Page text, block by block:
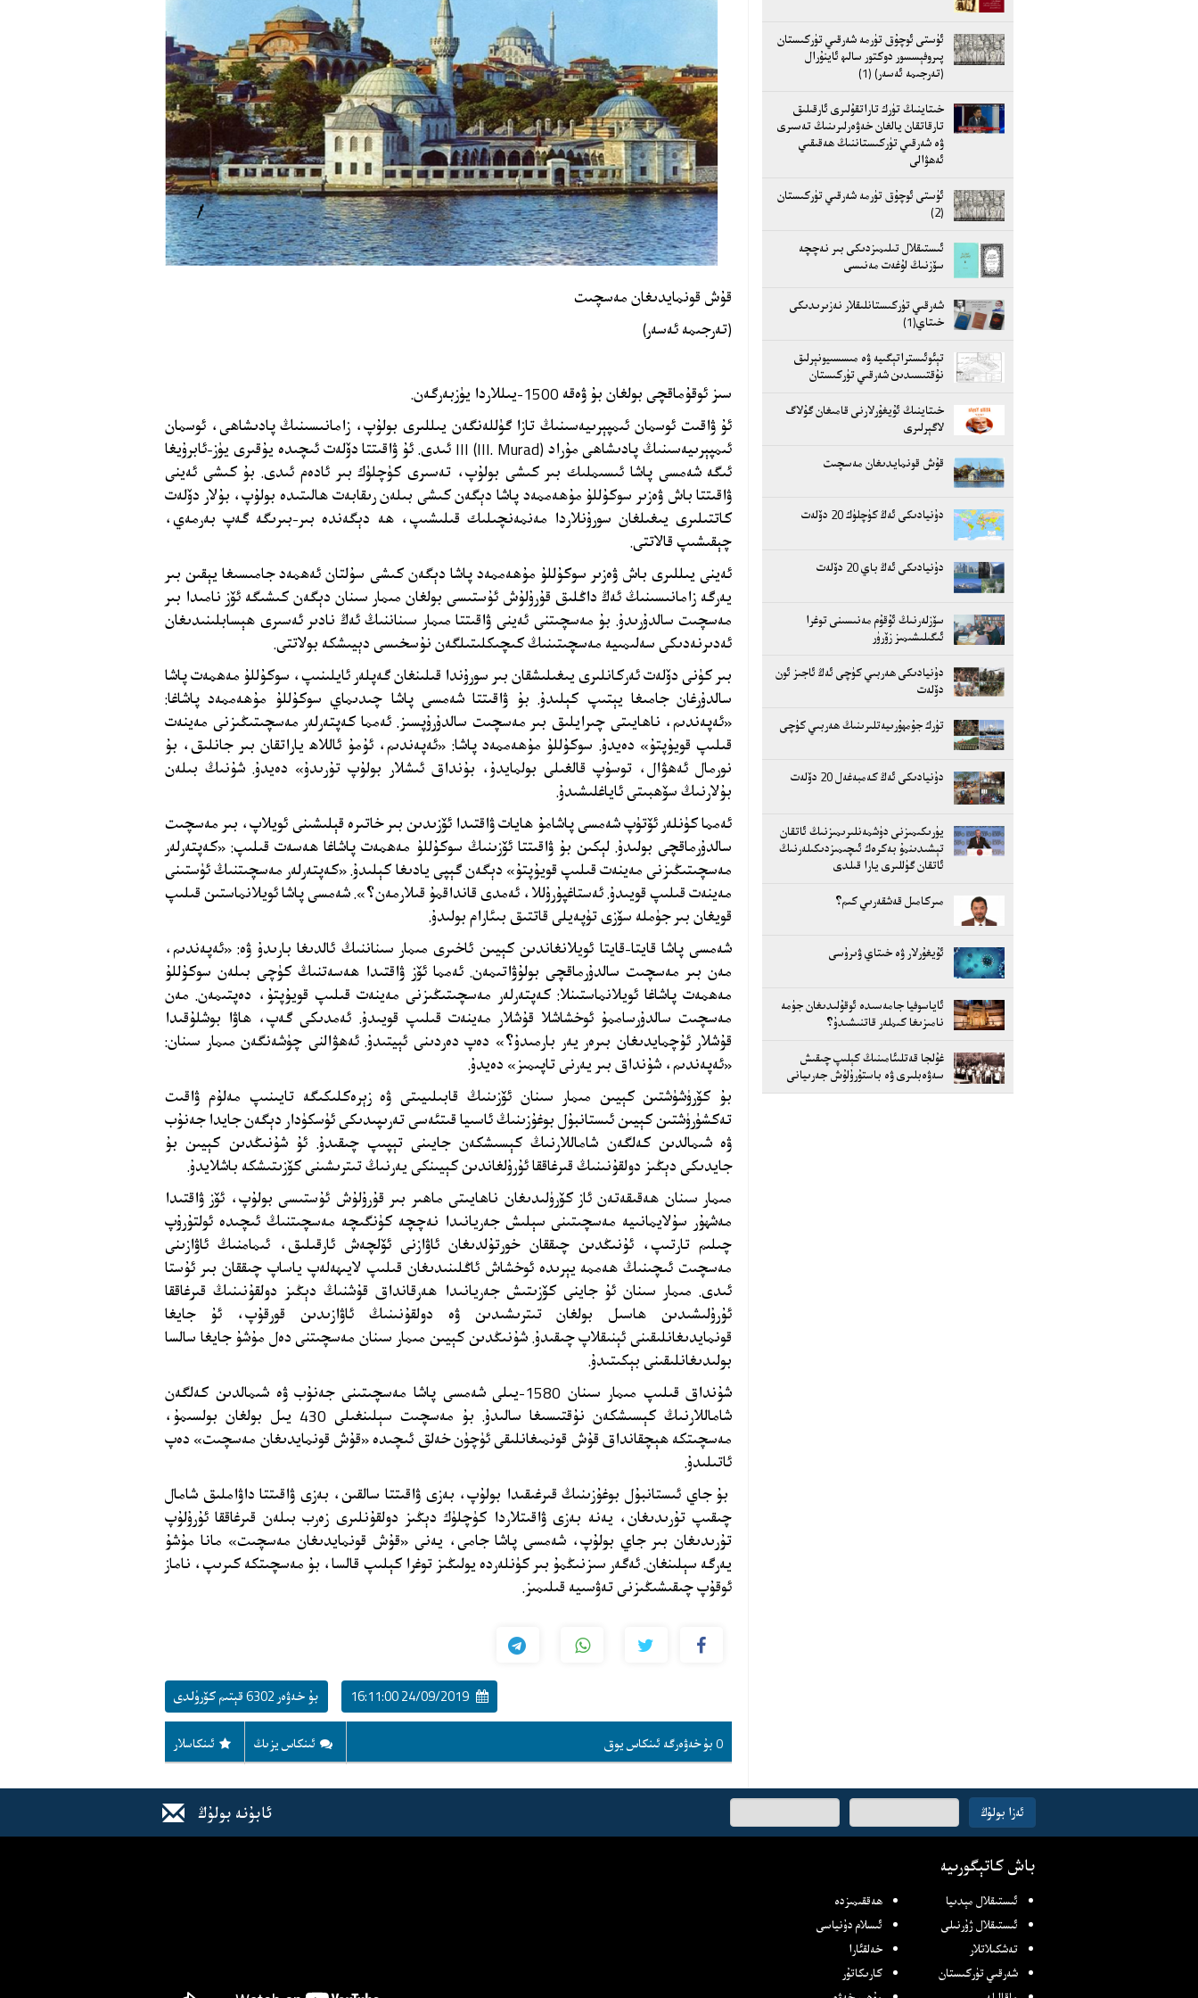
قۇش قونمايدىغان مەسچىت
(تەرجىمە ئەسەر)
سىز ئوقۇماقچى بولغان بۇ ۋەقە 1500-يىللاردا يۈزبەرگەن.
ئۇ ۋاقىت ئوسمان ئىمپېرىيەسىنىڭ تازا گۈللەنگەن يىللىرى بولۇپ، زامانىسىنىڭ پادىشاھى، ئوسمان
ئىمپېرىيەسىنىڭ پادىشاھى مۇراد III (III. Murad) ئىدى. ئۇ ۋاقىتتا دۆلەت ئىچىدە يۇقىرى يۈز-ئابرۇيغا
ئىگە شەمسى پاشا ئىسىملىك بىر كىشى بولۇپ، تەسىرى كۈچلۈك بىر ئادەم ئىدى. بۇ كىشى ئەينى
ۋاقىتتا باش ۋەزىر سوكۇللۇ مۇھەممەد پاشا دېگەن كىشى بىلەن رىقابەت ھالىتىدە بولۇپ، بۇلار دۆلەت
كاتتىلىرى يىغىلغان سورۇنلاردا مەنمەنچىلىك قىلىشىپ، ھە دېگەندە بىر-بىرىگە گەپ بەرمەي،
چېقىشىپ قالاتتى.
ئەينى يىللىرى باش ۋەزىر سوكۇللۇ مۇھەممەد پاشا دېگەن كىشى سۇلتان ئەھمەد جامىسىغا يېقىن بىر
يەرگە زامانىسىنىڭ ئەڭ داڭلىق قۇرۇلۇش ئۇستىسى بولغان مىمار سىنان دېگەن كىشىگە ئۆز نامىدا بىر
مەسچىت سالدۇرىدۇ. بۇ مەسچىتنى ئەينى ۋاقىتتا مىمار سىناننىڭ ئەڭ نادىر ئەسىرى ھېسابلىنىدىغان
ئەدىرنەدىكى سەلىمىيە مەسچىتىنىڭ كىچىكلىتىلگەن نۇسخىسى دېيىشكە بولاتتى.
بىر كۈنى دۆلەت ئەركانلىرى يىغىلىشقان بىر سورۇندا قىلىنغان گەپلەر ئايلىنىپ، سوكۇللۇ مەھمەت پاشا
سالدۇرغان جامىغا يېتىپ كېلىدۇ. بۇ ۋاقىتتا شەمسى پاشا چىدىماي سوكۇللۇ مۇھەممەد پاشاغا:
«ئەپەندىم، ناھايىتى چىرايلىق بىر مەسچىت سالدۇرۇپسىز. ئەمما كەپتەرلەر مەسچىتىڭىزنى مەينەت
قىلىپ قويۇپتۇ» دەيدۇ. سوكۇللۇ مۇھەممەد پاشا: «ئەپەندىم، ئۇمۇ ئاللاھ ياراتقان بىر جانلىق، بۇ
نورمال ئەھۋال، توسۇپ قالغىلى بولمايدۇ، بۇنداق ئىشلار بولۇپ تۇرىدۇ» دەيدۇ. شۇنىڭ بىلەن
بۇلارنىڭ سۆھبىتى ئاياغلىشىدۇ.
ئەمما كۈنلەر ئۆتۈپ شەمسى پاشامۇ ھايات ۋاقتىدا ئۆزىدىن بىر خاتىرە قېلىشىنى ئويلاپ، بىر مەسچىت
سالدۇرماقچى بولىدۇ. لېكىن بۇ ۋاقىتتا ئۆزىنىڭ سوكۇللۇ مەھمەت پاشاغا ھەسەت قىلىپ: «كەپتەرلەر
مەسچىتىڭىزنى مەينەت قىلىپ قويۇپتۇ» دېگەن گېپى يادىغا كېلىدۇ. «كەپتەرلەر مەسچىتنىڭ ئۈستىنى
مەينەت قىلىپ قويىدۇ. ئەستاغپۇرۇللا، ئەمدى قانداقمۇ قىلارمەن؟». شەمسى پاشا ئويلانماستىن قىلىپ
قويغان بىر جۈملە سۆزى تۈپەيلى قاتتىق بىئارام بولىدۇ.
شەمسى پاشا قايتا-قايتا ئويلانغاندىن كېيىن ئاخىرى مىمار سىناننىڭ ئالدىغا بارىدۇ ۋە: «ئەپەندىم،
مەن بىر مەسچىت سالدۇرماقچى بولۇۋاتىمەن. ئەمما ئۆز ۋاقتىدا ھەسەتنىڭ كۈچى بىلەن سوكۇللۇ
مەھمەت پاشاغا ئويلانماستىنلا: كەپتەرلەر مەسچىتىڭىزنى مەينەت قىلىپ قويۇپتۇ، دەپتىمەن. مەن
مەسچىت سالدۇرساممۇ ئوخشاشلا قۇشلار مەينەت قىلىپ قويىدۇ. ئەمدىكى گەپ، ھاۋا بوشلۇقىدا
قۇشلار ئۇچمايدىغان بىرەر يەر بارمىدۇ؟» دەپ دەردىنى ئېيتىدۇ. ئەھۋالنى چۈشەنگەن مىمار سىنان:
«ئەپەندىم، شۇنداق بىر يەرنى تاپىمىز» دەيدۇ.
بۇ كۆرۈشۈشتىن كېيىن مىمار سىنان ئۆزىنىڭ قابىلىيىتى ۋە زېرەكلىكىگە تايىنىپ مەلۇم ۋاقىت
تەكشۈرۈشتىن كېيىن ئىستانبۇل بوغۇزىنىڭ ئاسىيا قىتئەسى تەرىپىدىكى ئۈسكۈدار دېگەن جايدا جەنۇب
ۋە شىمالدىن كەلگەن شاماللارنىڭ كېسىشكەن جايىنى تېپىپ چىقىدۇ. ئۇ شۇنىڭدىن كېيىن بۇ
جايدىكى دېڭىز دولقۇنىنىڭ قىرغاققا ئۇرۇلغاندىن كېيىنكى يەرنىڭ تىترىشىنى كۆزىتىشكە باشلايدۇ.
مىمار سىنان ھەقىقەتەن ئاز كۆرۈلىدىغان ناھايىتى ماھىر بىر قۇرۇلۇش ئۇستىسى بولۇپ، ئۆز ۋاقتىدا
مەشھۇر سۇلايمانىيە مەسچىتىنى سېلىش جەريانىدا نەچچە كۈنگىچە مەسچىتنىڭ ئىچىدە ئولتۇرۇپ
چىلىم تارتىپ، ئۇنىڭدىن چىققان خورتۇلدىغان ئاۋازنى ئۆلچەش ئارقىلىق، ئىمامنىڭ ئاۋازىنى
مەسچىت ئىچىنىڭ ھەممە يېرىدە ئوخشاش ئاڭلىنىدىغان قىلىپ لايىھەلەپ ياساپ چىققان بىر ئۇستا
ئىدى. مىمار سىنان ئۇ جاينى كۆزىتىش جەريانىدا ھەرقانداق قۇشنىڭ دېڭىز دولقۇنىنىڭ قىرغاققا
ئۇرۇلىشىدىن ھاسىل بولغان تىترىشىدىن ۋە دولقۇنىنىڭ ئاۋازىدىن قورقۇپ، ئۇ جايغا
قونمايدىغانلىقىنى ئېنىقلاپ چىقىدۇ. شۇنىڭدىن كېيىن مىمار سىنان مەسچىتنى دەل مۇشۇ جايغا سالسا
بولىدىغانلىقىنى بېكىتىدۇ.
شۇنداق قىلىپ مىمار سىنان 1580-يىلى شەمسى پاشا مەسچىتىنى جەنۇب ۋە شىمالدىن كەلگەن
شاماللارنىڭ كېسىشكەن نۇقتىسىغا سالىدۇ. بۇ مەسچىت سېلىنغىلى 430 يىل بولغان بولسىمۇ،
مەسچىتكە ھېچقانداق قۇش قونمىغانلىقى ئۈچۈن خەلق ئىچىدە «قۇش قونمايدىغان مەسچىت» دەپ
ئاتىلىدۇ.
بۇ جاي ئىستانبۇل بوغۇزىنىڭ قىرغىقىدا بولۇپ، بەزى ۋاقىتتا سالقىن، بەزى ۋاقىتتا داۋاملىق شامال
چىقىپ تۇرىدىغان، يەنە بەزى ۋاقىتلاردا كۈچلۈك دېڭىز دولقۇنلىرى زەرب بىلەن قىرغاققا ئۇرۇلۇپ
تۇرىدىغان بىر جاي بولۇپ، شەمسى پاشا جامى، يەنى «قۇش قونمايدىغان مەسچىت» مانا مۇشۇ
يەرگە سېلىنغان. ئەگەر سىزنىڭمۇ بىر كۈنلەردە يولىڭىز توغرا كېلىپ قالسا، بۇ مەسچىتكە كىرىپ، ناماز
ئوقۇپ چىقىشىڭىزنى تەۋسىيە قىلىمىز.
بۇ خەۋەر 6302 قېتىم كۆرۈلدى 24/09/2019 16:11:00
ئىنكاسلار ئىنكاس يزىڭ 0 بۇ خەۋەرگە ئىنكاس يوق
ئۈستى ئوچۇق تۈرمە شەرقىي تۈركىستان
پىروفېسسور دوكتور سالىھ ئاينۇرال
(تەرجىمە ئەسەر) (1)
خىتاينىڭ تۈرك تاراتقۇلىرى ئارقىلىق
تارقاتقان يالغان خەۋەرلىرىنىڭ تەسىرى
ۋە شەرقىي تۈركىستاننىڭ ھەقىقىي
ئەھۋالى
ئۈستى ئوچۇق تۈرمە شەرقىي تۈركىستان
(2)
ئىستىقلال تىلىمىزدىكى بىر نەچچە
سۆزنىڭ لۇغەت مەنىسى
شەرقىي تۈركىستانلىقلار نەزىرىدىكى
خىتاي(1)
تېئوئىستراتېگىيە ۋە مىسسىيونېرلىق
نۇقتىسىدىن شەرقىي تۈركىستان
خىتاينىڭ ئۇيغۇرلارنى قامىغان گۇلاگ
لاگېرلىرى
قۇش قونمايدىغان مەسچىت
دۇنيادىكى ئەڭ كۈچلۈك 20 دۆلەت
دۇنيادىكى ئەڭ باي 20 دۆلەت
سۆزلەرنىڭ ئۇقۇم مەنىسىنى توغرا
ئىگىلىشىمىز زۆرۈر
دۇنيادىكى ھەربىي كۈچى ئەڭ ئاجىز ئون
دۆلەت
تۈرك جۇمھۇرىيەتلىرىنىڭ ھەربىي كۈچى
دۇنيادىكى ئەڭ كەمبەغەل 20 دۆلەت
يۈرىكىمىزنى دۈشمەنلىرىمىزنىڭ ئاتقان
تېشىدىنمۇ بەكرەك ئىچىمىزدىكىلەرنىڭ
ئاتقان گۈللىرى يارا قىلدى
مىركامىل قەشقەرىي كىم؟
ئۇيغۇرلار ۋە خىتاي ۋىرۇسى
ئاياسوفيا جامەسىدە ئوقۇلىدىغان جۈمە
نامىزىغا كىملەر قاتنىشىدۇ؟
غۇلجا قەتلىئامىنىڭ كېلىپ چىقىش
سەۋەبلىرى ۋە باستۇرۇلۇش جەرىيانى
ئابۇنە بولۇڭ
ئىسىم-
فامىلىڭىز
ئېلخەت
ئادرىسىڭىز
ئەزا بولۇڭ
باش كاتېگورىيە
ئىستىقلال مېدىيا
ھەققىمىزدە
ئىستىقلال ژۇرنىلى
ئىسلام دۇنياسى
تەشكىلاتلار
خەلقئارا
شەرقىي تۈركىستان
كارىكاتۇر